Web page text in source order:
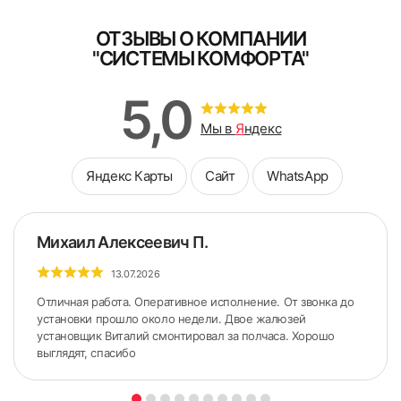
ОТЗЫВЫ О КОМПАНИИ
"СИСТЕМЫ КОМФОРТА"
5,0 Мы в Яндекс
Яндекс Карты Сайт WhatsApp
Михаил Алексеевич П.
13.07.2026
Отличная работа. Оперативное исполнение. От звонка до
установки прошло около недели. Двое жалюзей
установщик Виталий смонтировал за полчаса. Хорошо
выглядят, спасибо